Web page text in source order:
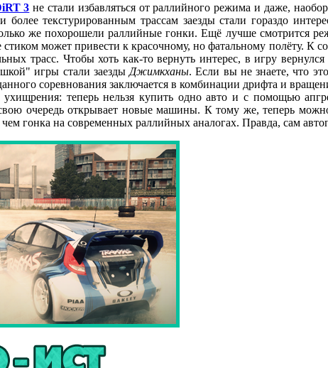
3 не стали избавляться от раллийного режима и даже,
текстурированным трассам заезды стали гораздо
же похорошели раллийные гонки. Ещё лучше смотрится
может привести к красочному, но фатальному полёту. К
трасс. Чтобы хоть как-то вернуть интерес, в игру
игры стали заезды Джимкханы. Если вы не знаете, что
соревнования заключается в комбинации дрифта и
теперь нельзя купить одно авто и с помощью
очередь открывает новые машины. К тому же, теперь
гонка на современных раллийных аналогах. Правда, сам